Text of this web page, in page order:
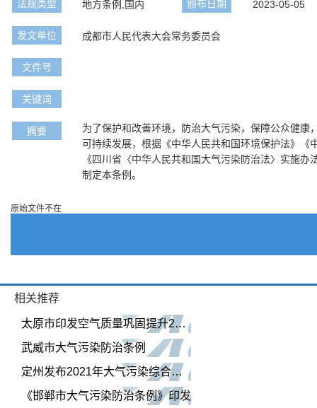
法规类型 地方条例,国内 颁布日期 2023-05-05
发文单位 成都市人民代表大会常务委员会
文件号
关键词
摘要
为了保护和改善环境，防治大气污染，保障公众健康
可持续发展，根据《中华人民共和国环境保护法》《
《四川省〈中华人民共和国大气污染防治法〉实施
制定本条例。
原始文件不在
相关推荐
太原市印发空气质量巩固提升2021年行动计划
武威市大气污染防治条例
定州发布2021年大气污染综合治理联防联控工作方案
《邯郸市大气污染防治条例》印发